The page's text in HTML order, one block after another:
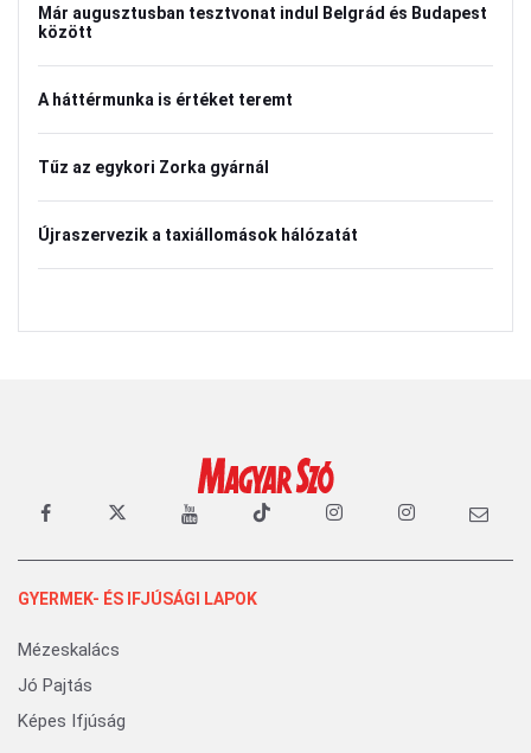
Már augusztusban tesztvonat indul Belgrád és Budapest
között
A háttérmunka is értéket teremt
Tűz az egykori Zorka gyárnál
Újraszervezik a taxiállomások hálózatát
GYERMEK- ÉS IFJÚSÁGI LAPOK
Mézeskalács
Jó Pajtás
Képes Ifjúság